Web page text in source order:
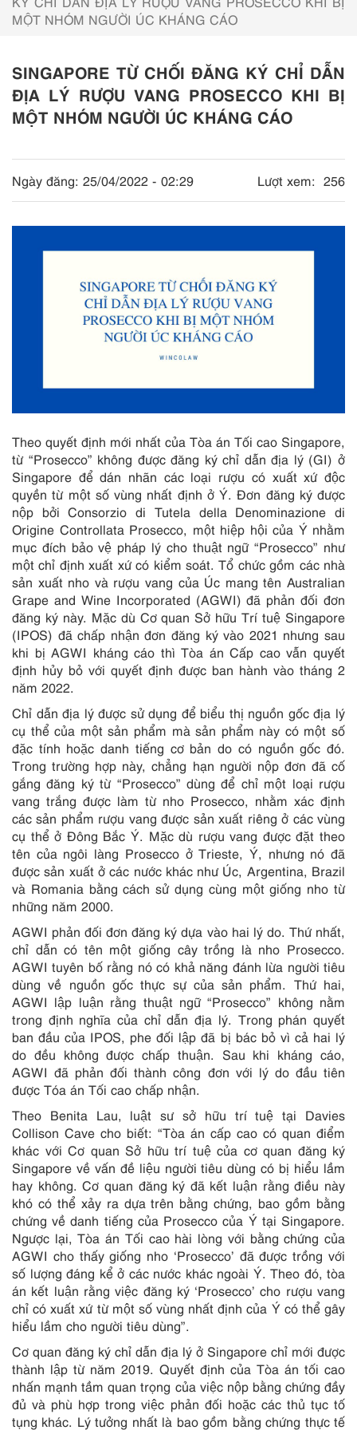
MỘT NHÓM NGƯỜI ÚC KHÁNG CÁO
SINGAPORE TỪ CHỐI ĐĂNG KÝ CHỈ DẪN
ĐỊA LÝ RƯỢU VANG PROSECCO KHI BỊ
MỘT NHÓM NGƯỜI ÚC KHÁNG CÁO
Ngày đăng: 25/04/2022 - 02:29 Lượt xem: 256
Theo quyết định mới nhất của Tòa án Tối cao Singapore,
từ “Prosecco” không được đăng ký chỉ dẫn địa lý (GI) ở
Singapore để dán nhãn các loại rượu có xuất xứ độc
quyền từ một số vùng nhất định ở Ý. Đơn đăng ký được
nộp bởi Consorzio di Tutela della Denominazione di
Origine Controllata Prosecco, một hiệp hội của Ý nhằm
mục đích bảo vệ pháp lý cho thuật ngữ “Prosecco” như
một chỉ định xuất xứ có kiểm soát. Tổ chức gồm các nhà
sản xuất nho và rượu vang của Úc mang tên Australian
Grape and Wine Incorporated (AGWI) đã phản đối đơn
đăng ký này. Mặc dù Cơ quan Sở hữu Trí tuệ Singapore
(IPOS) đã chấp nhận đơn đăng ký vào 2021 nhưng sau
khi bị AGWI kháng cáo thì Tòa án Cấp cao vẫn quyết
định hủy bỏ với quyết định được ban hành vào tháng 2
năm 2022.
Chỉ dẫn địa lý được sử dụng để biểu thị nguồn gốc địa lý
cụ thể của một sản phẩm mà sản phẩm này có một số
đặc tính hoặc danh tiếng cơ bản do có nguồn gốc đó.
Trong trường hợp này, chẳng hạn người nộp đơn đã cố
gắng đăng ký từ “Prosecco” dùng để chỉ một loại rượu
vang trắng được làm từ nho Prosecco, nhằm xác định
các sản phẩm rượu vang được sản xuất riêng ở các vùng
cụ thể ở Đông Bắc Ý. Mặc dù rượu vang được đặt theo
tên của ngôi làng Prosecco ở Trieste, Ý, nhưng nó đã
được sản xuất ở các nước khác như Úc, Argentina, Brazil
và Romania bằng cách sử dụng cùng một giống nho từ
những năm 2000.
AGWI phản đối đơn đăng ký dựa vào hai lý do. Thứ nhất,
chỉ dẫn có tên một giống cây trồng là nho Prosecco.
AGWI tuyên bố rằng nó có khả năng đánh lừa người tiêu
dùng về nguồn gốc thực sự của sản phẩm. Thứ hai,
AGWI lập luận rằng thuật ngữ “Prosecco” không nằm
trong định nghĩa của chỉ dẫn địa lý. Trong phán quyết
ban đầu của IPOS, phe đối lập đã bị bác bỏ vì cả hai lý
do đều không được chấp thuận. Sau khi kháng cáo,
AGWI đã phản đối thành công đơn với lý do đầu tiên
được Tóa án Tối cao chấp nhận.
Theo Benita Lau, luật sư sở hữu trí tuệ tại Davies
Collison Cave cho biết: “Tòa án cấp cao có quan điểm
khác với Cơ quan Sở hữu trí tuệ của cơ quan đăng ký
Singapore về vấn đề liệu người tiêu dùng có bị hiểu lầm
hay không. Cơ quan đăng ký đã kết luận rằng điều này
khó có thể xảy ra dựa trên bằng chứng, bao gồm bằng
chứng về danh tiếng của Prosecco của Ý tại Singapore.
Ngược lại, Tòa án Tối cao hài lòng với bằng chứng của
AGWI cho thấy giống nho ‘Prosecco’ đã được trồng với
số lượng đáng kể ở các nước khác ngoài Ý. Theo đó, tòa
án kết luận rằng việc đăng ký ‘Prosecco’ cho rượu vang
chỉ có xuất xứ từ một số vùng nhất định của Ý có thể gây
hiểu lầm cho người tiêu dùng”.
Cơ quan đăng ký chỉ dẫn địa lý ở Singapore chỉ mới được
thành lập từ năm 2019. Quyết định của Tòa án tối cao
nhấn mạnh tầm quan trọng của việc nộp bằng chứng đầy
đủ và phù hợp trong việc phản đối hoặc các thủ tục tố
tụng khác. Lý tưởng nhất là bao gồm bằng chứng thực tế